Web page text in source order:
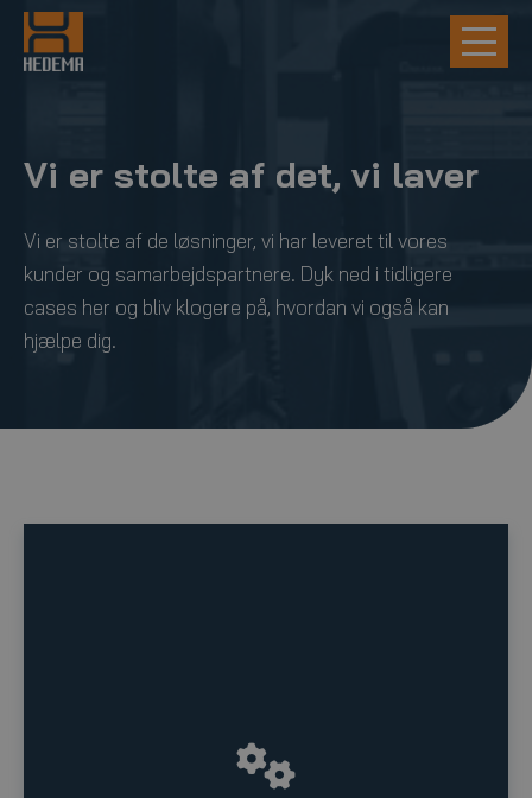
Vi er stolte af det, vi laver
Vi er stolte af de løsninger, vi har leveret til vores
kunder og samarbejdspartnere. Dyk ned i tidligere
cases her og bliv klogere på, hvordan vi også kan
hjælpe dig.